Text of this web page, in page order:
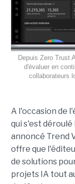
Depuis Zero Trust
d'évaluer en
collaborateurs
A l'occasion de
qui s'est déroulé
annoncé Trend
offre que
de solutions
projets IA tout